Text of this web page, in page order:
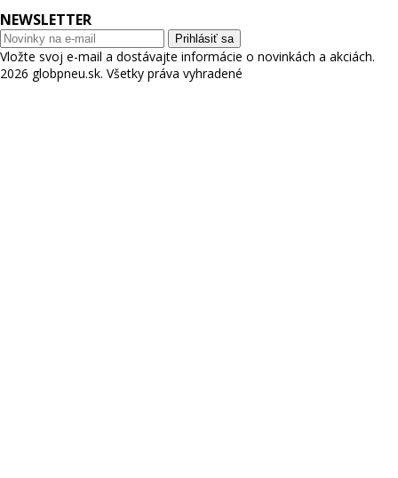
NEWSLETTER
Prihlásiť sa
Vložte svoj e-mail a dostávajte informácie o novinkách a akciách.
2026 globpneu.sk. Všetky práva vyhradené